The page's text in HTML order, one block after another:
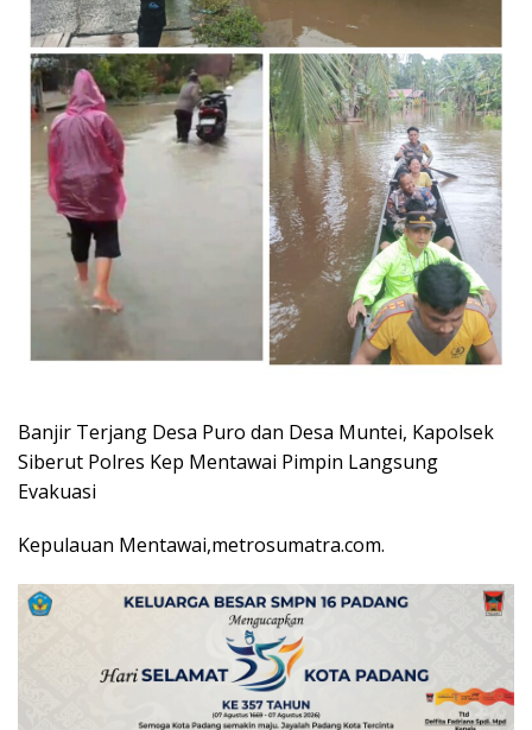
Banjir Terjang Desa Puro dan Desa Muntei, Kapolsek
Siberut Polres Kep Mentawai Pimpin Langsung
Evakuasi
Kepulauan Mentawai,metrosumatra.com.